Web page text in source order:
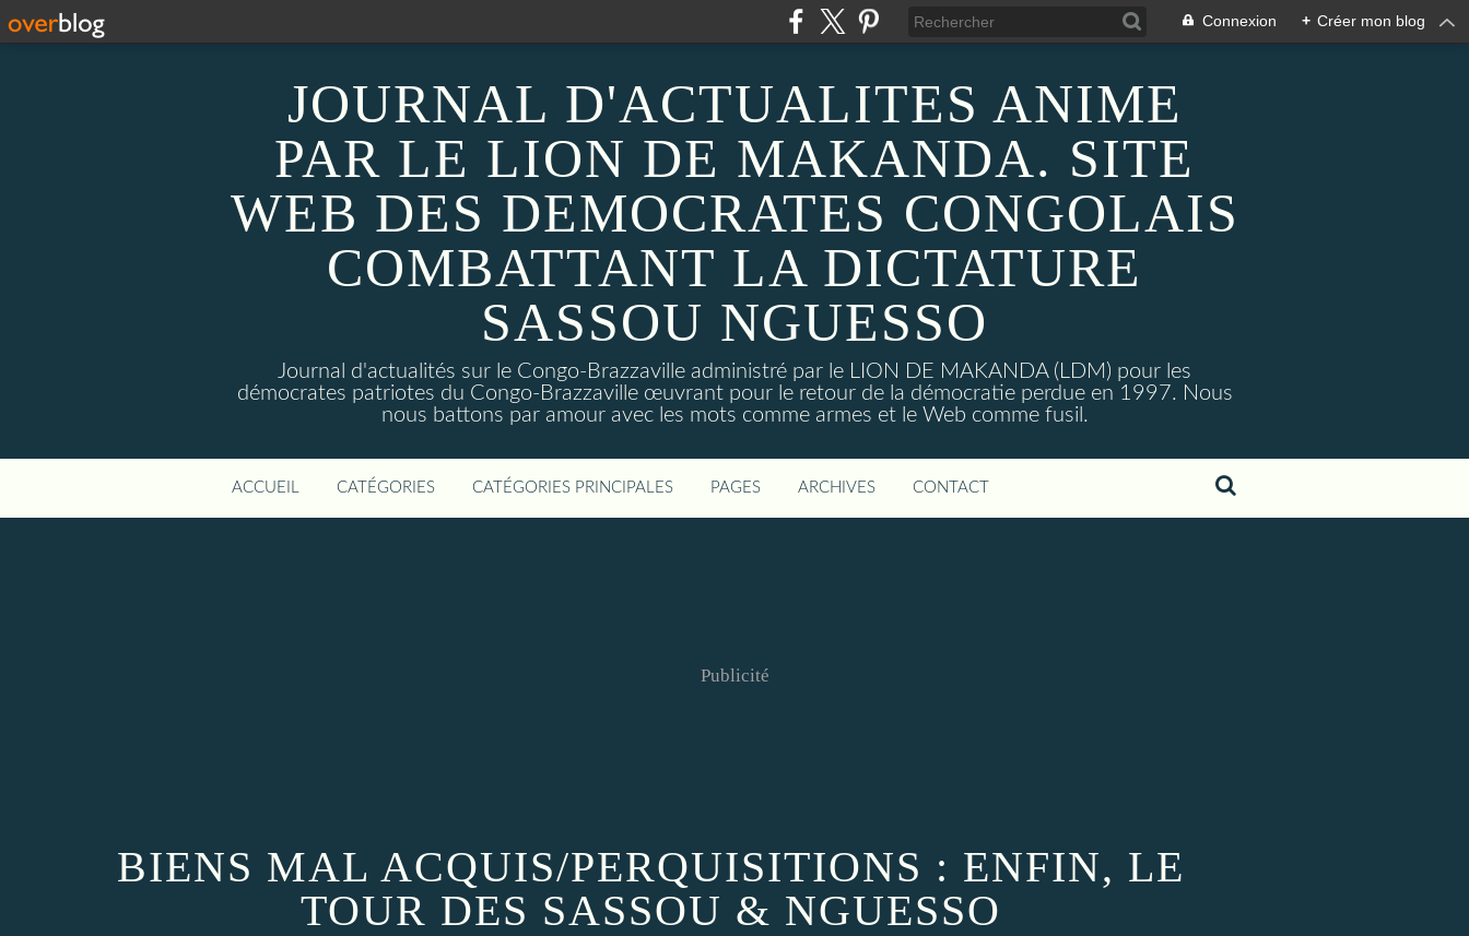
Connexion + Créer mon blog
JOURNAL D'ACTUALITES ANIME
PAR LE LION DE MAKANDA. SITE
WEB DES DEMOCRATES CONGOLAIS
COMBATTANT LA DICTATURE
SASSOU NGUESSO
Journal d'actualités sur le Congo-Brazzaville administré par le LION DE MAKANDA (LDM) pour les
démocrates patriotes du Congo-Brazzaville œuvrant pour le retour de la démocratie perdue en 1997. Nous
nous battons par amour avec les mots comme armes et le Web comme fusil.
ACCUEIL CATÉGORIES CATÉGORIES PRINCIPALES PAGES ARCHIVES CONTACT
Publicité
BIENS MAL ACQUIS/PERQUISITIONS : ENFIN, LE
TOUR DES SASSOU & NGUESSO